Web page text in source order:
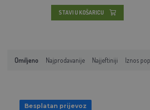
STAVI U KOŠARICU
Omiljeno Najprodavanije Najjeftiniji Iznos
Besplatan prijevoz